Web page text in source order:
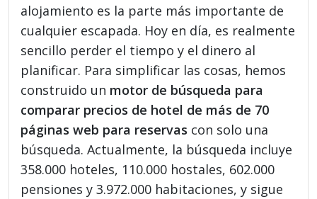
alojamiento es la parte más importante de
cualquier escapada. Hoy en día, es realmente
sencillo perder el tiempo y el dinero al
planificar. Para simplificar las cosas, hemos
construido un motor de búsqueda para
comparar precios de hotel de más de 70
páginas web para reservas con solo una
búsqueda. Actualmente, la búsqueda incluye
358.000 hoteles, 110.000 hostales, 602.000
pensiones y 3.972.000 habitaciones, y sigue